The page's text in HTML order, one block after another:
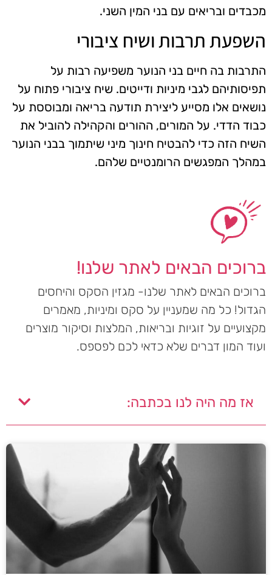
מכבדים ובריאים עם בני המין השני.
השפעת תרבות ושיח ציבורי
התרבות בה חיים בני הנוער משפיעה רבות על
תפיסותיהם לגבי מיניות ודייטים. שיח ציבורי פתוח על
נושאים אלו מסייע ליצירת תודעה בריאה ומבוססת על
כבוד הדדי. על המורים, ההורים והקהילה להוביל את
השיח הזה כדי להבטיח חינוך מיני שיתמוך בבני הנוער
במהלך המפגשים הרומנטיים שלהם.
ברוכים הבאים לאתר שלנו!
ברוכים הבאים לאתר שלנו- מגזין הסקס והיחסים
הגדול! כל מה שמעניין על סקס ומיניות, מאמרים
מקצועיים על זוגיות ובריאות, המלצות וסיקור מוצרים
ועוד המון דברים שלא כדאי לכם לפספס.
אז מה היה לנו בכתבה: